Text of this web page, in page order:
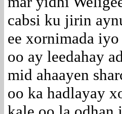
cabsi ku jirin
ee xornimada
oo ay leedahay
mid ahaayen
oo ka hadlayay